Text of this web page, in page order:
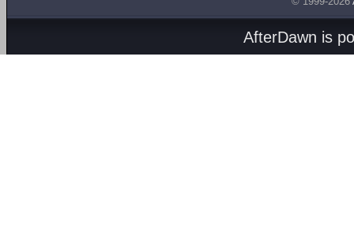
AfterDawn is